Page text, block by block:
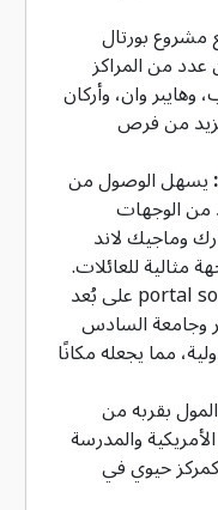
مشروع بورتال
من المراكز
وهايبر وان، وأركان
بلازا 1 و2، مما يزيد من فرص
يسهل الوصول من
من الوجهات
وماجيك لاند
مثالية للعائلات.
يقع portal sodic على بُعد
وجامعة السادس
مما يجعله مكانًا
بقربه من
والمدرسة
كمركز حيوي في